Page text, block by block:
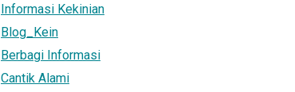
Informasi Kekinian
Blog_Kein
Berbagi Informasi
Cantik Alami